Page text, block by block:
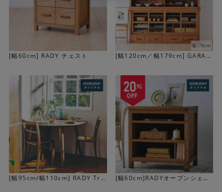
[幅60cm] RADY チェスト
[幅120cm／幅179cm] GARAK
[幅95cm/幅110cm] RADY Tri
[幅60cm]RADYオープンシェル